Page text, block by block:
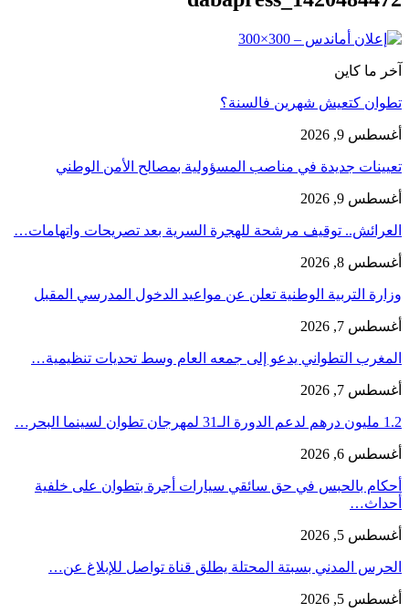
آخر ما كاين
تطوان كتعيش شهرين فالسنة؟
أغسطس 9, 2026
تعيينات جديدة في مناصب المسؤولية بمصالح الأمن الوطني
أغسطس 9, 2026
العرائش.. توقيف مرشحة للهجرة السرية بعد تصريحات واتهامات…
أغسطس 8, 2026
وزارة التربية الوطنية تعلن عن مواعيد الدخول المدرسي المقبل
أغسطس 7, 2026
المغرب التطواني يدعو إلى جمعه العام وسط تحديات تنظيمية…
أغسطس 7, 2026
1.2 مليون درهم لدعم الدورة الـ31 لمهرجان تطوان لسينما البحر…
أغسطس 6, 2026
أحكام بالحبس في حق سائقي سيارات أجرة بتطوان على خلفية
أحداث…
أغسطس 5, 2026
الحرس المدني بسبتة المحتلة يطلق قناة تواصل للإبلاغ عن…
أغسطس 5, 2026